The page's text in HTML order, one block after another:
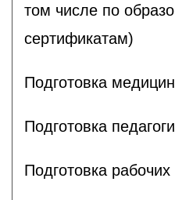
том числе по
сертификатам)
Подготовка
Подготовка
Подготовка